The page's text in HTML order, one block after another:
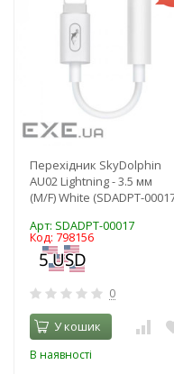
Перехідник SkyDolphin
AU02 Lightning - 3.5 мм
(M/F) White (SDADPT-
Арт: SDADPT-00017
Код: 798156
0
У кошик
В наявності